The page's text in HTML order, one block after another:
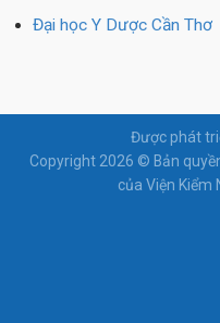
Đại học Y Dược Cần Thơ
Được phát
Copyright 2026 © Bản
của Viện Kiểm